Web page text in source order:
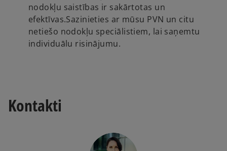
nodokļu saistības ir sakārtotas un
efektīvas.Sazinieties ar mūsu PVN un citu
netiešo nodokļu speciālistiem, lai saņemtu
individuālu risinājumu.
Kontakti